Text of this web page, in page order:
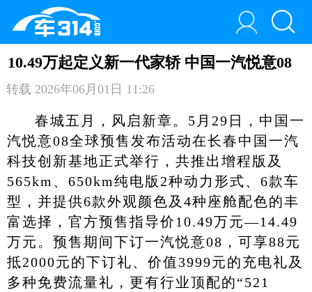
10.49万起定义新一代家轿 中国一汽悦意08
转载 2026年06月01日 11:26
春城五月，风启新章。5月29日，中国一
汽悦意08全球预售发布活动在长春中国一汽
科技创新基地正式举行，共推出增程版及
565km、650km纯电版2种动力形式、6款车
型，并提供6款外观颜色及4种座舱配色的丰
富选择，官方预售指导价10.49万元—14.49
万元。预售期间下订一汽悦意08，可享88元
抵2000元的下订礼、价值3999元的充电礼及
多种免费流量礼，更有行业顶配的“521